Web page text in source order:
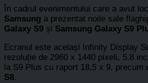
În cadrul evenimentului care a avut
Samsung a prezentat noile sale
Galaxy S9 și Samsung Galaxy S9
Ecranul este același Infinity Display
rezoluție de 2960 x 1440 pixeli, 5.8
la S9 Plus cu raport 18,5 x 9, precum
S8.